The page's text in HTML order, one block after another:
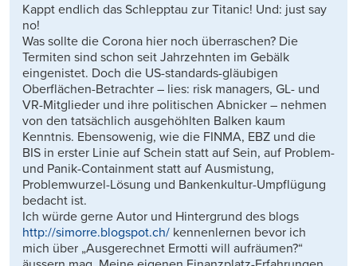
Kappt endlich das Schlepptau zur Titanic! Und: just say
no!
Was sollte die Corona hier noch überraschen? Die
Termiten sind schon seit Jahrzehnten im Gebälk
eingenistet. Doch die US-standards-gläubigen
Oberflächen-Betrachter – lies: risk managers, GL- und
VR-Mitglieder und ihre politischen Abnicker – nehmen
von den tatsächlich ausgehöhlten Balken kaum
Kenntnis. Ebensowenig, wie die FINMA, EBZ und die
BIS in erster Linie auf Schein statt auf Sein, auf Problem-
und Panik-Containment statt auf Ausmistung,
Problemwurzel-Lösung und Bankenkultur-Umpflügung
bedacht ist.
Ich würde gerne Autor und Hintergrund des blogs
http://simorre.blogspot.ch/ kennenlernen bevor ich
mich über „Ausgerechnet Ermotti will aufräumen?“